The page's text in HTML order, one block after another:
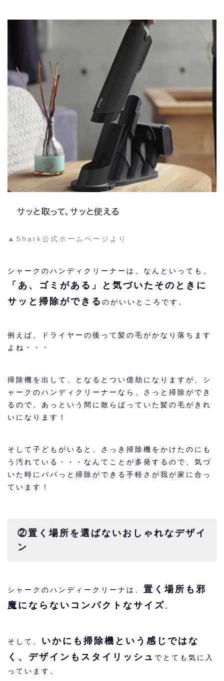
▲Shark公式ホームページより
シャークのハンディクリーナーは、なんといっても、
「あ、ゴミがある」と気づいたそのときに
サッと掃除ができる のがいいところです。
例えば、ドライヤーの後って髪の毛がかなり落ちます
よね・・・
掃除機を出して、となるとつい億劫になりますが、シ
ャークのハンディクリーナーなら、さっと掃除ができ
るので、あっという間に散らばっていた髪の毛がきれ
いになります！
そして子どもがいると、さっき掃除機をかけたのにも
う汚れている・・・なんてことが多発するので、気づ
いた時にパパっと掃除ができる手軽さが我が家に合っ
ています！
②置く場所を選ばないおしゃれなデザイ
ン
シャークのハンディークリーナは、 置く場所も邪
魔にならないコンパクトなサイズ 。
そして、 いかにも掃除機という感じではな
く、デザインもスタイリッシュ でとても気に入
っています。